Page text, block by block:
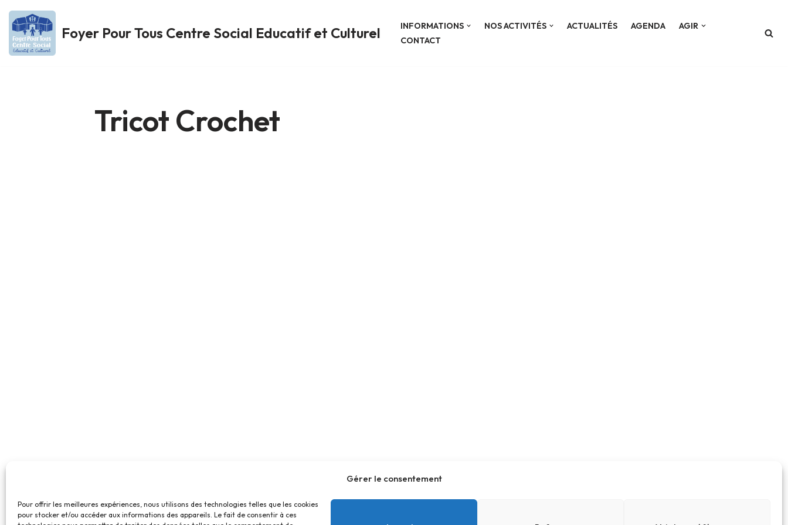
Gérer le consentement
Pour offrir les meilleures expériences, nous utilisons des technologies telles que les cookies
pour stocker et/ou accéder aux informations des appareils. Le fait de consentir à ces
Aller
au
Foyer Pour Tous Centre Social Educatif et Culturel INFORMATIONS NOS ACTIVITÉS ACTUALITÉS AGENDA
AGIR
CONTACT
Tricot Crochet